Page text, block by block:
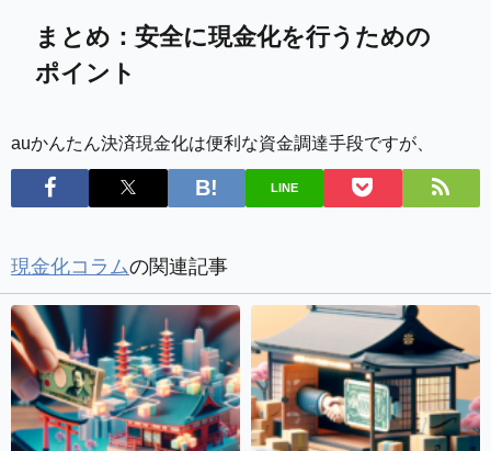
まとめ：安全に現金化を行うための
ポイント
auかんたん決済現金化は便利な資金調達手段ですが、
LINE
現金化コラムの関連記事